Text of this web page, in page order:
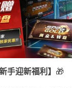
手迎新福利】 🎁